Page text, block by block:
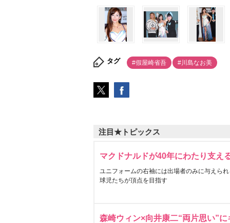
タグ #假屋崎省吾 #川島なお美
注目★トピックス
マクドナルドが40年にわたり支え
ユニフォームの右袖には出場者のみに与えら
球児たちが頂点を目指す
森崎ウィン×向井康二“両片思い”